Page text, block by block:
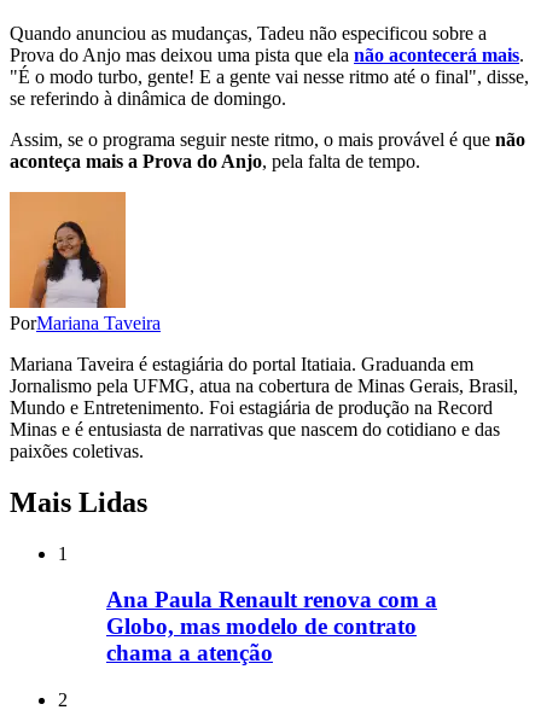
Quando anunciou as mudanças, Tadeu não especificou sobre a
Prova do Anjo mas deixou uma pista que ela não acontecerá mais.
"É o modo turbo, gente! E a gente vai nesse ritmo até o final", disse,
se referindo à dinâmica de domingo.
Assim, se o programa seguir neste ritmo, o mais provável é que não
aconteça mais a Prova do Anjo, pela falta de tempo.
PorMariana Taveira
Mariana Taveira é estagiária do portal Itatiaia. Graduanda em
Jornalismo pela UFMG, atua na cobertura de Minas Gerais, Brasil,
Mundo e Entretenimento. Foi estagiária de produção na Record
Minas e é entusiasta de narrativas que nascem do cotidiano e das
paixões coletivas.
Mais Lidas
1
Ana Paula Renault renova com a
Globo, mas modelo de contrato
chama a atenção
2